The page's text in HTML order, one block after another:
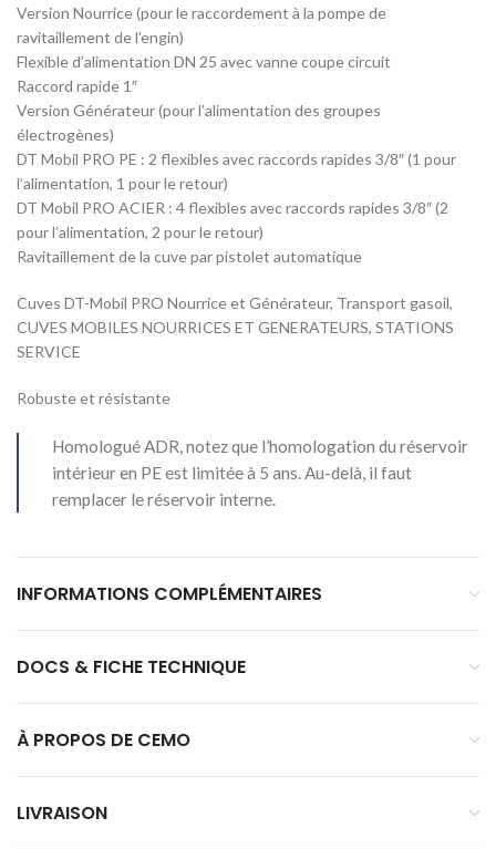
Version Nourrice (pour le raccordement à la pompe de
ravitaillement de l’engin)
Flexible d’alimentation DN 25 avec vanne coupe circuit
Raccord rapide 1″
Version Générateur (pour l’alimentation des groupes
électrogènes)
DT Mobil PRO PE : 2 flexibles avec raccords rapides 3/8″ (1 pour
l’alimentation, 1 pour le retour)
DT Mobil PRO ACIER : 4 flexibles avec raccords rapides 3/8″ (2
pour l’alimentation, 2 pour le retour)
Ravitaillement de la cuve par pistolet automatique
Cuves DT-Mobil PRO Nourrice et Générateur, Transport gasoil,
CUVES MOBILES NOURRICES ET GENERATEURS, STATIONS
SERVICE
Robuste et résistante
Homologué ADR, notez que l’homologation du réservoir
intérieur en PE est limitée à 5 ans. Au-delà, il faut
remplacer le réservoir interne.
INFORMATIONS COMPLÉMENTAIRES
DOCS & FICHE TECHNIQUE
À PROPOS DE CEMO
LIVRAISON